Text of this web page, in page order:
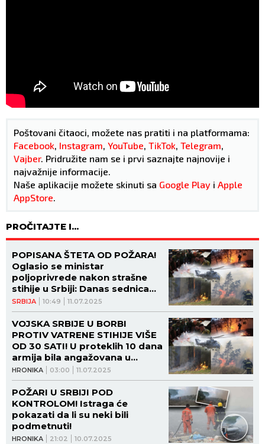
Poštovani čitaoci, možete nas pratiti i na platformama:
Facebook Instagram YouTube TikTok Telegram
Vajber. Pridružite nam se i prvi saznajte najnovije i
najvažnije informacije.
Naše aplikacije možete skinuti sa Google Play i Apple
AppStore
PROČITAJTE I...
SRBIJA 10:49 11.07.2025
POPISANA ŠTETA OD POŽARA!
Oglasio se ministar
poljoprivrede nakon strašne
stihije u Srbiji: Danas sednica
Štaba za vanredne situacije!
HRONIKA 03:00 11.07.2025
VOJSKA SRBIJE U BORBI
PROTIV VATRENE STIHIJE VIŠE
OD 30 SATI! U proteklih 10 dana
armija bila angažovana u
gašenju požara na 23 lokacije!
ZALAGANJEM SPREČENE VEĆE
TRAGEDIJE!
HRONIKA 21:02 10.07.2025
POŽARI U SRBIJI POD
KONTROLOM! Istraga će
pokazati da li su neki bili
podmetnuti!